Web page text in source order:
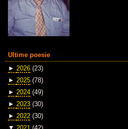
Ultime poesie
► 2026 (23)
► 2025 (78)
► 2024 (49)
► 2023 (30)
► 2022 (30)